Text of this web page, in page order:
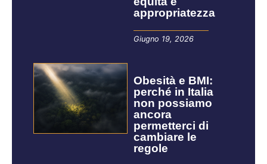
appropriatezza
Giugno 19, 2026
Obesità e BMI:
perché in Italia
non possiamo
ancora
permetterci di
cambiare le
regole